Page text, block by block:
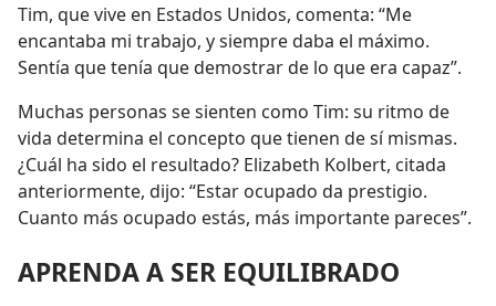
Tim, que vive en Estados Unidos, comenta: “Me
encantaba mi trabajo, y siempre daba el máximo.
Sentía que tenía que demostrar de lo que era capaz”.
Muchas personas se sienten como Tim: su ritmo de
vida determina el concepto que tienen de sí mismas.
¿Cuál ha sido el resultado? Elizabeth Kolbert, citada
anteriormente, dijo: “Estar ocupado da prestigio.
Cuanto más ocupado estás, más importante pareces”.
APRENDA A SER EQUILIBRADO